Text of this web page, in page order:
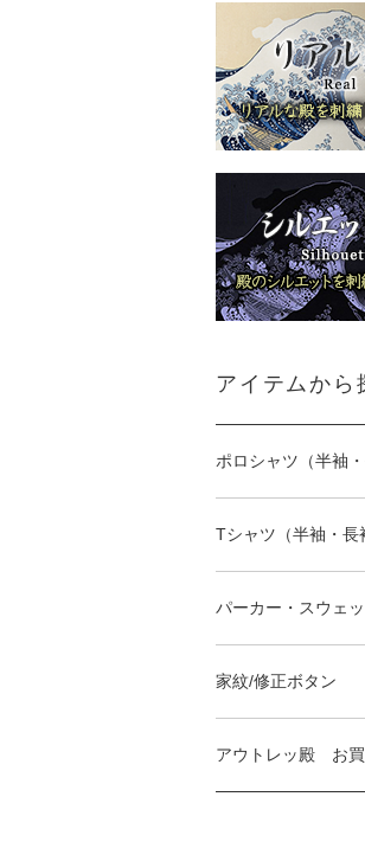
アイテムから
ポロシャツ（半袖・
Tシャツ（半袖・長
パーカー・スウェッ
家紋/修正ボタン
アウトレッ殿 お